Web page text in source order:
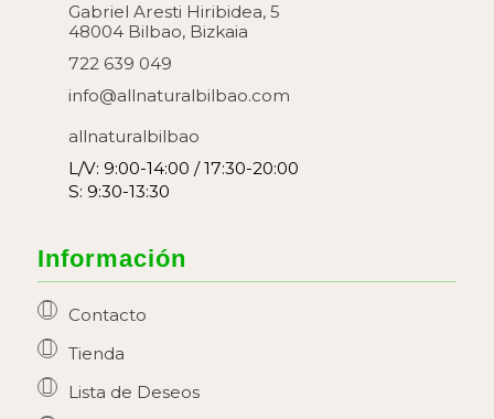
Gabriel Aresti Hiribidea, 5
48004 Bilbao, Bizkaia
722 639 049
info@allnaturalbilbao.com
allnaturalbilbao
L/V: 9:00-14:00 / 17:30-20:00
S: 9:30-13:30
Información
Contacto
Tienda
Lista de Deseos